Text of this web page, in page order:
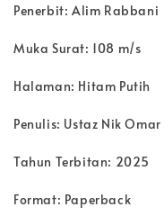
Penerbit: Alim Rabbani
Muka Surat: 108 m/s
Halaman: Hitam Putih
Penulis: Ustaz Nik
Tahun Terbitan: 2025
Format: Paperback